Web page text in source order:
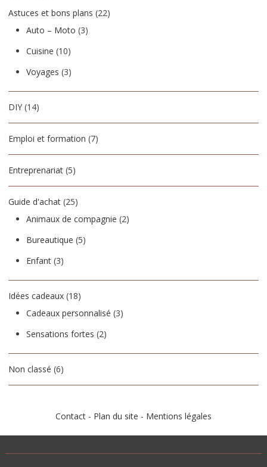
Astuces et bons plans (22)
Auto – Moto (3)
Cuisine (10)
Voyages (3)
DIY(14)
Emploi et formation (7)
Entreprenariat(5)
Guide d'achat(25)
Animaux de compagnie (2)
Bureautique (5)
Enfant(3)
Idées cadeaux(18)
Cadeaux personnalisé (3)
Sensations fortes (2)
Non classé (6)
Contact - Plan du site - Mentions légales